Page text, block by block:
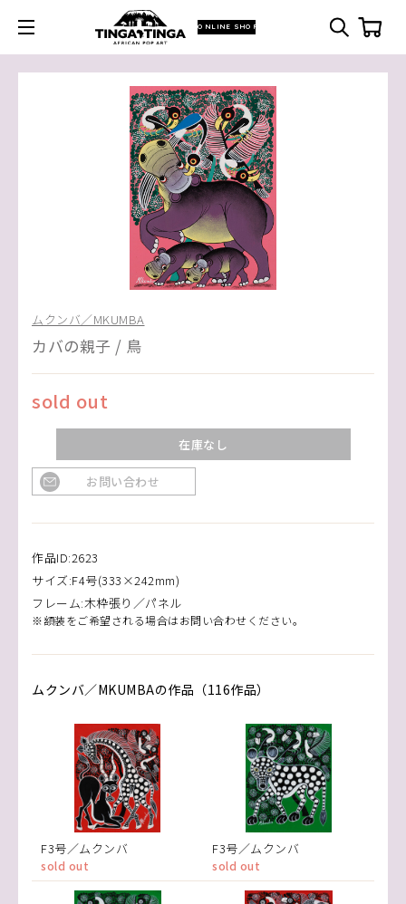
ONLINE SHOP
ムクンバ／MKUMBA
カバの親子 / 鳥
sold out
在庫なし
お問い合わせ
作品ID:2623
サイズ:F4号(333×242mm)
フレーム:木枠張り／パネル
※額装をご希望される場合はお問い合わせください。
ムクンバ／MKUMBAの作品（116作品）
F3号／ムクンバ
sold out
F3号／ムクンバ
sold out